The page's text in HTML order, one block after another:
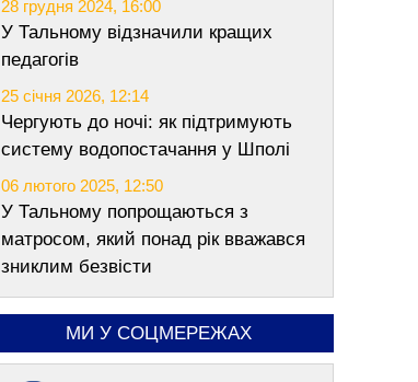
28 грудня 2024, 16:00
У Тальному відзначили кращих
педагогів
25 січня 2026, 12:14
Чергують до ночі: як підтримують
систему водопостачання у Шполі
06 лютого 2025, 12:50
У Тальному попрощаються з
матросом, який понад рік вважався
зниклим безвісти
МИ У СОЦМЕРЕЖАХ